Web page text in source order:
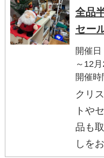
全品
セー
開催日
～12月
開催
クリ
トや
品も
しを